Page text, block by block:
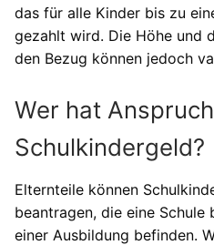
das für alle Kinder bis zu
gezahlt wird. Die Höhe und
den Bezug können jedoch
Wer hat
Schulkindergeld?
Elternteile können
beantragen, die eine Schule
einer Ausbildung befinden.